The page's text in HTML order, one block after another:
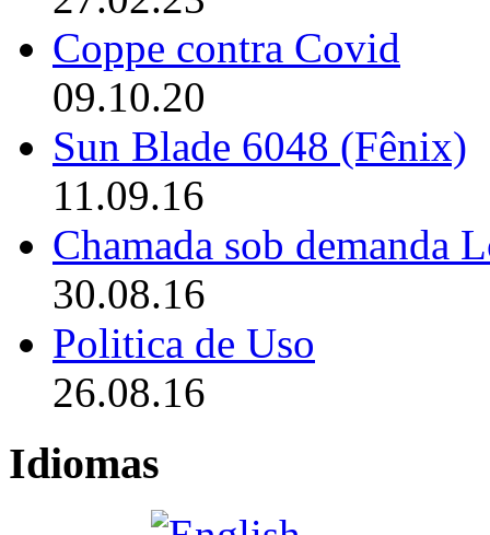
Coppe contra Covid
09.10.20
Sun Blade 6048 (Fênix)
11.09.16
Chamada sob demanda
30.08.16
Politica de Uso
26.08.16
Idiomas